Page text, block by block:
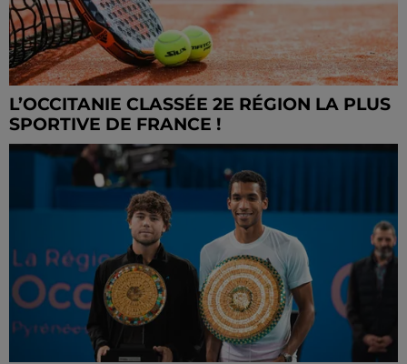
L’OCCITANIE CLASSÉE 2E RÉGION LA PLUS
SPORTIVE DE FRANCE !